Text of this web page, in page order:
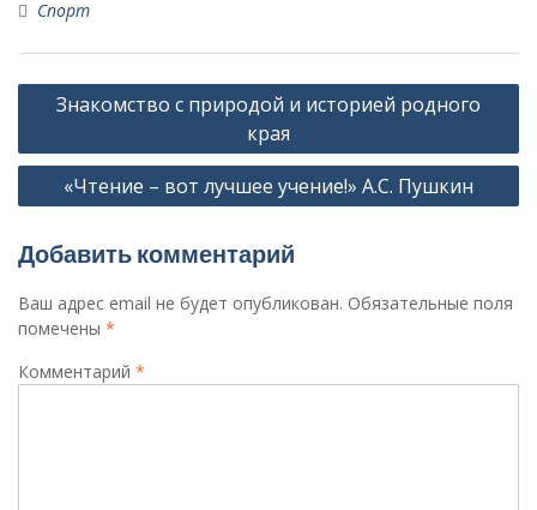
Спорт
Навигация
записям
Знакомство с природой и историей родного
края
«Чтение – вот лучшее учение!» А.С. Пушкин
Добавить комментарий
Ваш адрес email не будет опубликован. Обязательные поля
помечены *
Комментарий *